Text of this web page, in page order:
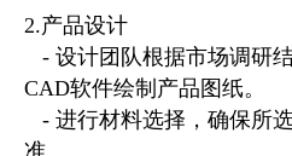
2.产品设计
- 设计团队根据市场调研
CAD软件绘制产品图纸。
- 进行材料选择，确保所
准。